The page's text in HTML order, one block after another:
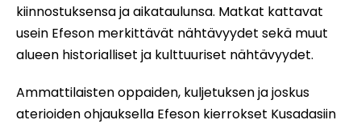
kiinnostuksensa ja aikataulunsa. Matkat kattavat
usein Efeson merkittävät nähtävyydet sekä muut
alueen historialliset ja kulttuuriset nähtävyydet.
Ammattilaisten oppaiden, kuljetuksen ja joskus
aterioiden ohjauksella Efeson kierrokset Kusadasiin